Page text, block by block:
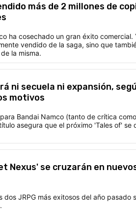
más de 2 millones de
ha cosechado un gran éxito comercial.
vendido de la saga, sino que
la misma.
ni secuela ni expansión,
motivos
Bandai Namco (tanto de crítica
asegura que el próximo 'Tales of' se
Nexus' se cruzarán en
dos JRPG más exitosos del año pasado